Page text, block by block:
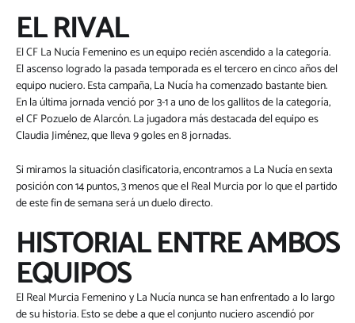
EL RIVAL
El CF La Nucía Femenino es un equipo recién ascendido a la categoría.
El ascenso logrado la pasada temporada es el tercero en cinco años del
equipo nuciero. Esta campaña, La Nucía ha comenzado bastante bien.
En la última jornada venció por 3-1 a uno de los gallitos de la categoría,
el CF Pozuelo de Alarcón. La jugadora más destacada del equipo es
Claudia Jiménez, que lleva 9 goles en 8 jornadas.
Si miramos la situación clasificatoria, encontramos a La Nucía en sexta
posición con 14 puntos, 3 menos que el Real Murcia por lo que el partido
de este fin de semana será un duelo directo.
HISTORIAL ENTRE AMBOS
EQUIPOS
El Real Murcia Femenino y La Nucía nunca se han enfrentado a lo largo
de su historia. Esto se debe a que el conjunto nuciero ascendió por